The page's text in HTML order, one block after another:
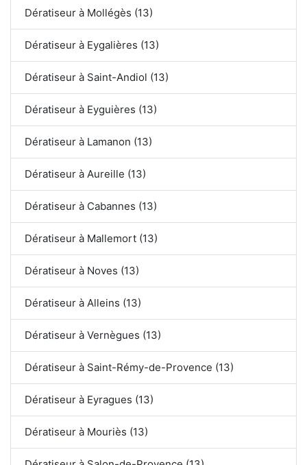
Dératiseur à Mollégès (13)
Dératiseur à Eygalières (13)
Dératiseur à Saint-Andiol (13)
Dératiseur à Eyguières (13)
Dératiseur à Lamanon (13)
Dératiseur à Aureille (13)
Dératiseur à Cabannes (13)
Dératiseur à Mallemort (13)
Dératiseur à Noves (13)
Dératiseur à Alleins (13)
Dératiseur à Vernègues (13)
Dératiseur à Saint-Rémy-de-Provence (13)
Dératiseur à Eyragues (13)
Dératiseur à Mouriès (13)